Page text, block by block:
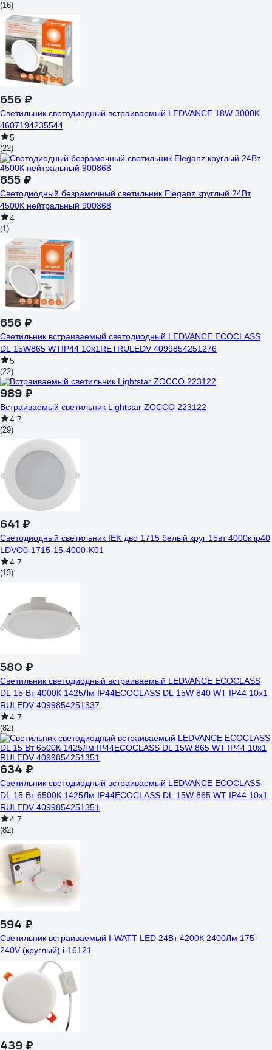
(16)
656 ₽
Светильник светодиодный встраиваемый LEDVANCE 18W 3000K
4607194235544
5
(22)
655 ₽
Светодиодный безрамочный светильник Eleganz круглый 24Вт
4500К нейтральный 900868
4
(1)
656 ₽
Светильник встраиваемый светодиодный LEDVANCE ECOCLASS
DL 15W865 WTIP44 10x1RETRULEDV 4099854251276
5
(22)
989 ₽
Встраиваемый светильник Lightstar ZOCCO 223122
4.7
(29)
641 ₽
Светодиодный светильник IEK дво 1715 белый круг 15вт 4000к ip40
LDVO0-1715-15-4000-K01
4.7
(13)
580 ₽
Светильник светодиодный встраиваемый LEDVANCE ECOCLASS
DL 15 Вт 4000К 1425Лм IP44ECOCLASS DL 15W 840 WT IP44 10x1
RULEDV 4099854251337
4.7
(82)
634 ₽
Светильник светодиодный встраиваемый LEDVANCE ECOCLASS
DL 15 Вт 6500К 1425Лм IP44ECOCLASS DL 15W 865 WT IP44 10x1
RULEDV 4099854251351
4.7
(82)
594 ₽
Светильник встраиваемый I-WATT LED 24Вт 4200К 2400Лм 175-
240V (круглый) i-16121
439 ₽